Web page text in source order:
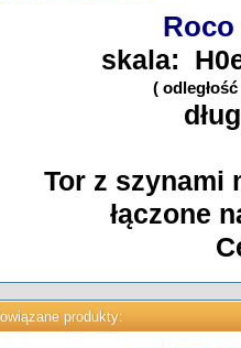
Roco
skala:
(
Tor z szynami
łączone
produkty: